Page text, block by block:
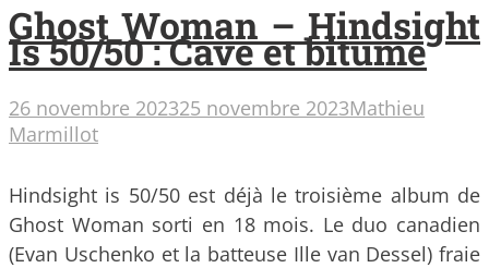
Ghost Woman – Hindsight
Is 50/50 : Cave et bitume
26 novembre 202325 novembre 2023Mathieu
Marmillot
Hindsight is 50/50 est déjà le troisième album de
Ghost Woman sorti en 18 mois. Le duo canadien
(Evan Uschenko et la batteuse Ille van Dessel) fraie